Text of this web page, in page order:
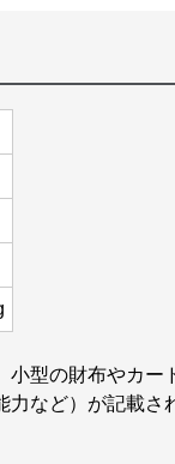
小型の財布やカ
力など）が記載さ